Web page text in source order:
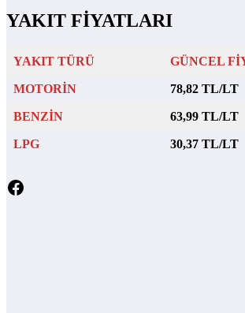
YAKIT FİYATLARI
YAKIT TÜRÜ GÜNCEL
MOTORİN 78,82 TL/LT
BENZİN 63,99 TL/LT
LPG 30,37 TL/LT
Facebook